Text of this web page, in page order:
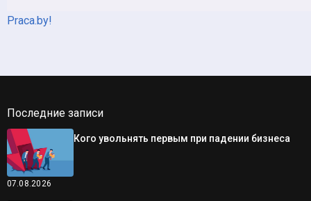
Praca.by!
Последние записи
07.08.2026
Кого увольнять первым при падении бизнеса